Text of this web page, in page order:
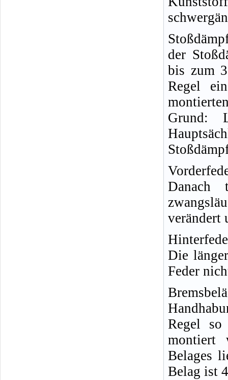
der
bis zum
Regel
Grund:
Danach
verändert
Die
Feder
Regel so
montiert
Belages
Belag ist